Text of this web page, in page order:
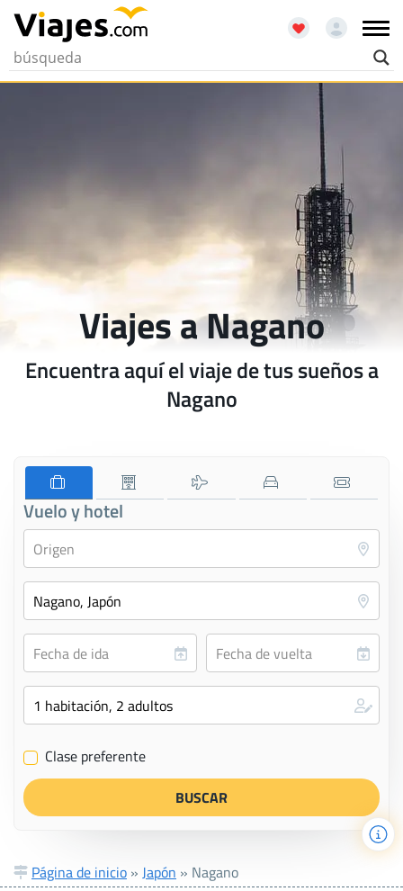
Viajes a Nagano
Encuentra aquí el viaje de tus sueños a
Nagano
Vuelo y hotel
✔ Clase preferente
Página de inicio » Japón » Nagano